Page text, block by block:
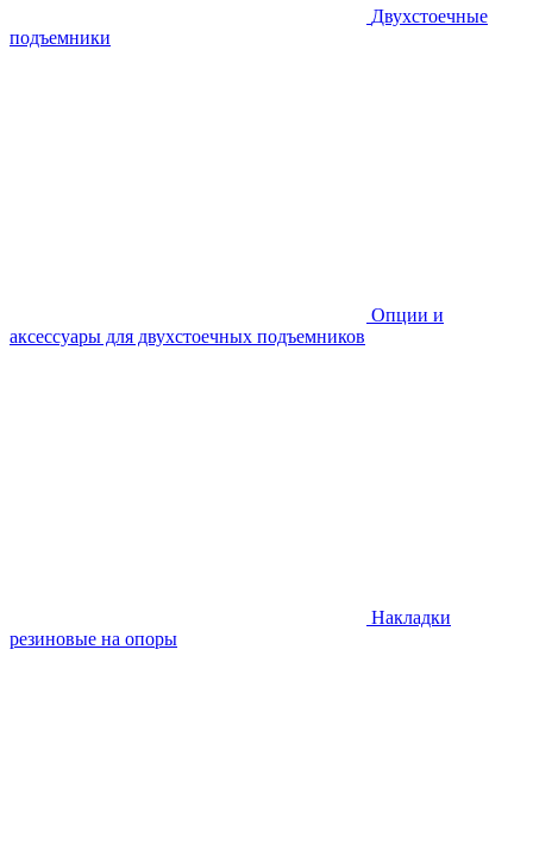
Двухстоечные
подъемники
Опции и
аксессуары для двухстоечных подъемников
Накладки
резиновые на опоры